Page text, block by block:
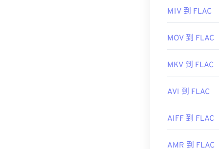
M1V 到 FLAC
MOV 到 FLAC
MKV 到 FLAC
AVI 到 FLAC
AIFF 到 FLAC
AMR 到 FLAC